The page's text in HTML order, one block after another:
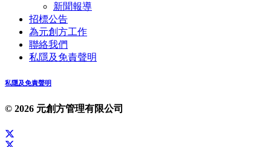
新聞報導
招標公告
為元創方工作
聯絡我們
私隱及免責聲明
私隱及免責聲明
© 2026 元創方管理有限公司